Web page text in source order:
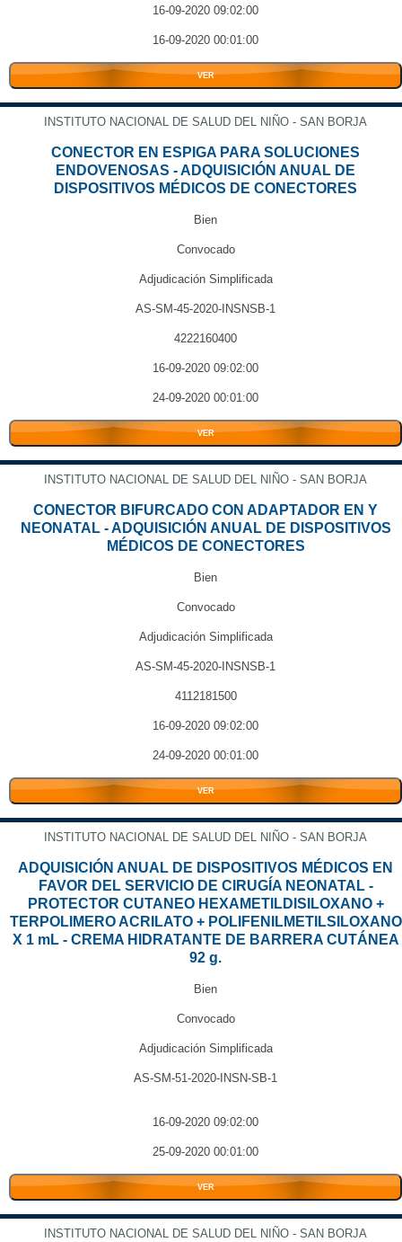
16-09-2020 09:02:00
16-09-2020 00:01:00
VER
INSTITUTO NACIONAL DE SALUD DEL NIÑO - SAN BORJA
CONECTOR EN ESPIGA PARA SOLUCIONES
ENDOVENOSAS - ADQUISICIÓN ANUAL DE
DISPOSITIVOS MÉDICOS DE CONECTORES
Bien
Convocado
Adjudicación Simplificada
AS-SM-45-2020-INSNSB-1
4222160400
16-09-2020 09:02:00
24-09-2020 00:01:00
VER
INSTITUTO NACIONAL DE SALUD DEL NIÑO - SAN BORJA
CONECTOR BIFURCADO CON ADAPTADOR EN Y
NEONATAL - ADQUISICIÓN ANUAL DE DISPOSITIVOS
MÉDICOS DE CONECTORES
Bien
Convocado
Adjudicación Simplificada
AS-SM-45-2020-INSNSB-1
4112181500
16-09-2020 09:02:00
24-09-2020 00:01:00
VER
INSTITUTO NACIONAL DE SALUD DEL NIÑO - SAN BORJA
ADQUISICIÓN ANUAL DE DISPOSITIVOS MÉDICOS EN
FAVOR DEL SERVICIO DE CIRUGÍA NEONATAL -
PROTECTOR CUTANEO HEXAMETILDISILOXANO +
TERPOLIMERO ACRILATO + POLIFENILMETILSILOXANO
X 1 mL - CREMA HIDRATANTE DE BARRERA CUTÁNEA
92 g.
Bien
Convocado
Adjudicación Simplificada
AS-SM-51-2020-INSN-SB-1
16-09-2020 09:02:00
25-09-2020 00:01:00
VER
INSTITUTO NACIONAL DE SALUD DEL NIÑO - SAN BORJA